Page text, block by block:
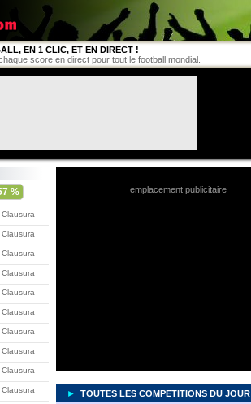
EN 1 CLIC, ET EN DIRECT !
score en direct pour tout le football mondial.
% emplacement publicitaire
►
TOUTES LES COMPETITIONS DU JOUR